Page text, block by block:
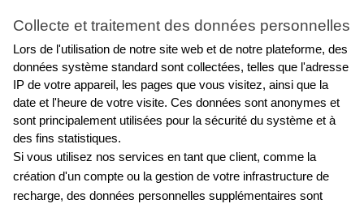
Collecte et traitement des données personnelles
Lors de l'utilisation de notre site web et de notre plateforme, des
données système standard sont collectées, telles que l'adresse
IP de votre appareil, les pages que vous visitez, ainsi que la
date et l'heure de votre visite. Ces données sont anonymes et
sont principalement utilisées pour la sécurité du système et à
des fins statistiques.
Si vous utilisez nos services en tant que client, comme la
création d'un compte ou la gestion de votre infrastructure de
recharge, des données personnelles supplémentaires sont